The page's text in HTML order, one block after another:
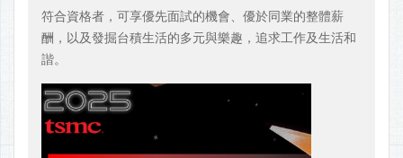
符合資格者，可享優先面試的機會、優於同業的整體薪
酬，以及發掘台積生活的多元與樂趣，追求工作及生活和
諧。